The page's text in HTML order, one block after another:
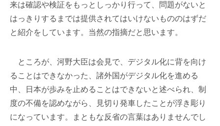
来は確認や検証をもっとしっかり行って、問題がないと
はっきりするまでは提供されてはいけないもののはずだ
と紹介をしています。当然の指摘だと思います。
ところが、河野大臣は会見で、デジタル化に背を向け
ることはできなかった、諸外国がデジタル化を進める
中、日本が歩みを止めることはできないと述べられ、制
度の不備を認めながら、見切り発車したことが浮き彫り
になっています。まともな反省の言葉はありませんでし